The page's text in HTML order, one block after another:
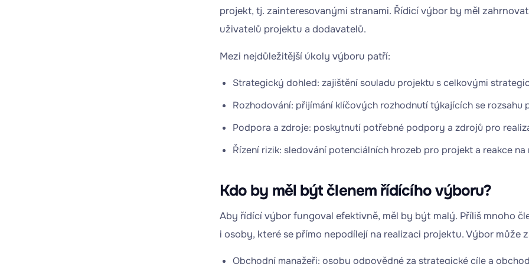
projekt, tj. zainteresovanými stranami. Řídicí výbor by měl
uživatelů projektu a dodavatelů.
Mezi nejdůležitější úkoly výboru patří:
Strategický dohled: zajištění souladu projektu s celkovými
Rozhodování: přijímání klíčových rozhodnutí týkajících se rozsahu
Podpora a zdroje: poskytnutí potřebné podpory a zdrojů pro
Řízení rizik: sledování potenciálních hrozeb pro projekt a reakce na
Kdo by měl být členem řídícího výboru?
Aby řídící výbor fungoval efektivně, měl by být malý. Příliš mnoho
i osoby, které se přímo nepodílejí na realizaci projektu. Výbor může
Obchodní manažeři: osoby odpovědné za strategické cíle a